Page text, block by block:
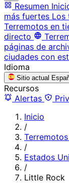
Resumen
más fuertes Los
Terremotos en
directo
páginas de
ciudades con
Idioma
Sitio actual
Recursos
Alertas
Inicio
/
/
Estados
/
Little Rock